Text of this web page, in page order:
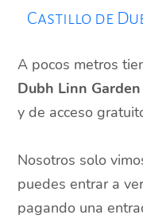
Castillo de
A pocos metros
Dubh Linn Garden
y de acceso
Nosotros solo
puedes entrar a
pagando una